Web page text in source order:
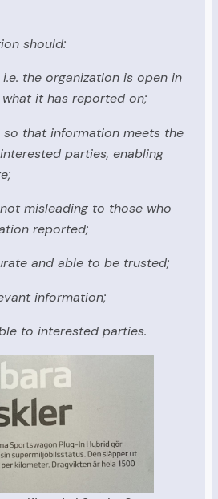
should:
the organization is open in
it has reported on;
that information meets the
parties, enabling
misleading to those who
reported;
and able to be trusted;
information;
to interested parties.